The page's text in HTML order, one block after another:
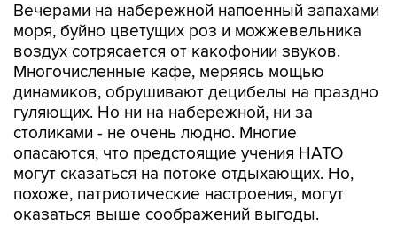
Вечерами на набережной напоенный запахами
моря, буйно цветущих роз и можжевельника
воздух сотрясается от какофонии звуков.
Многочисленные кафе, меряясь мощью
динамиков, обрушивают децибелы на праздно
гуляющих. Но ни на набережной, ни за
столиками - не очень людно. Многие
опасаются, что предстоящие учения НАТО
могут сказаться на потоке отдыхающих. Но,
похоже, патриотические настроения, могут
оказаться выше соображений выгоды.